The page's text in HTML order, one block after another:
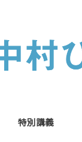
特別講義